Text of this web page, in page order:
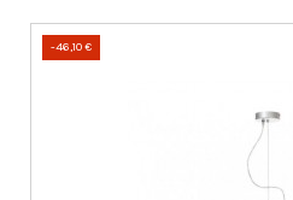
-46,10 €